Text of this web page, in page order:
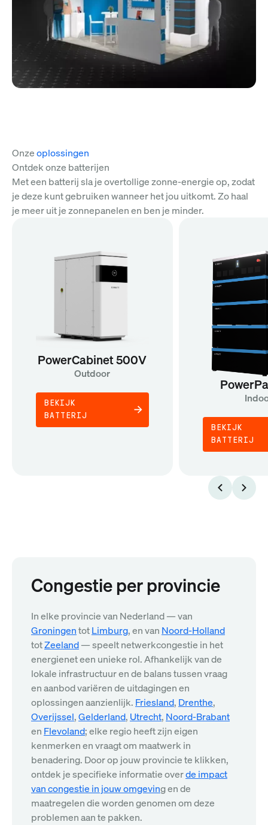
Onzeoplossingen
Ontdek onze batterijen
Met een batterij sla je overtollige zonne-energie op, zodat
je deze kunt gebruiken wanneer het jou uitkomt. Zo haal
je meer uit je zonnepanelen en ben je minder.
PowerCabinet 500V
Outdoor
BEKIJK
BATTERIJ
BEKIJK
BATTERIJ
Congestie per provincie
In elke provincie van Nederland — van
GroningentotLimburg, en van Noord-Holland
totZeeland— speelt netwerkcongestie in het
energienet een unieke rol. Afhankelijk van de
lokale infrastructuur en de balans tussen vraag
en aanbod variëren de uitdagingen en
oplossingen aanzienlijk. Friesland, Drenthe,
Overijssel,Gelderland, Utrecht, Noord-Brabant
en Flevoland; elke regio heeft zijn eigen
kenmerken en vraagt om maatwerk in
benadering. Door op jouw provincie te klikken,
ontdek je specifieke informatie overde impact
van congestie in jouw omgeving en de
maatregelen die worden genomen om deze
problemen aan te pakken.